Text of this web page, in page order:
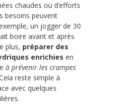
chaudes ou d’efforts
besoins peuvent
un jogger de 30
boire avant et après
plus, préparer des
enrichies en
à prévenir les crampes
reste simple à
avec quelques